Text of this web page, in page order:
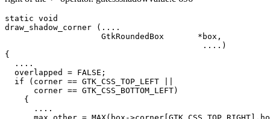
static void
draw_shadow_corner (....
                    GtkRoundedBox       *box,
                                         ....)
{
  ....
  overlapped = FALSE;
  if (corner == GTK_CSS_TOP_LEFT ||
      corner == GTK_CSS_BOTTOM_LEFT)
    {
      ....